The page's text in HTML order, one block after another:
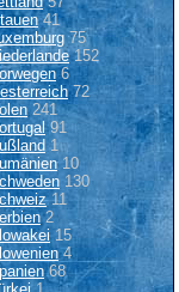
41
75
152
6
72
241
91
1
10
130
11
2
15
4
68